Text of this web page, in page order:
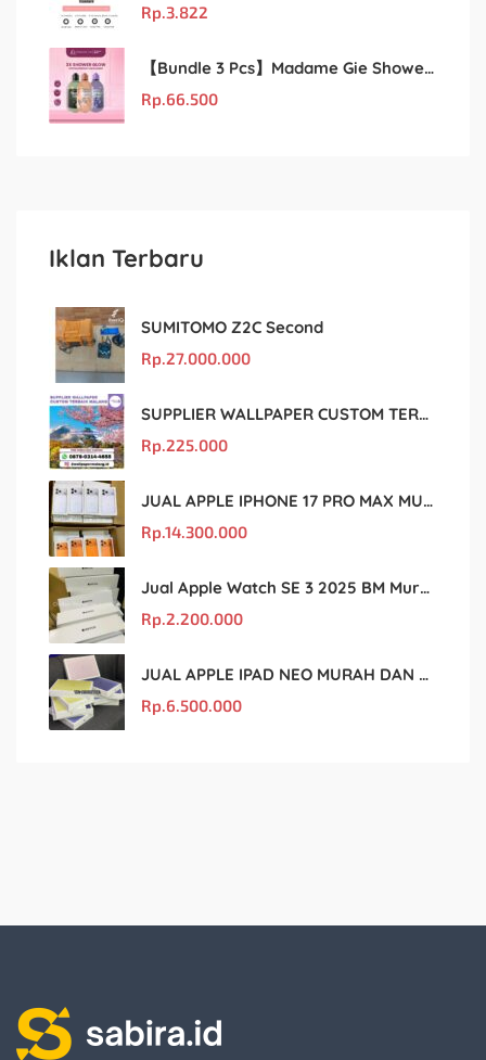
Rp.3.822
【Bundle 3 Pcs】Madame Gie Shower Glow – Solusi Perawatan Kulit dalam Satu Paket!
Rp.66.500
Iklan Terbaru
SUMITOMO Z2C Second
Rp.27.000.000
SUPPLIER WALLPAPER CUSTOM TERBAIK MALANG
Rp.225.000
JUAL APPLE IPHONE 17 PRO MAX MURAH DAN ORIGINAL
Rp.14.300.000
Jual Apple Watch SE 3 2025 BM Murah Dan original
Rp.2.200.000
JUAL APPLE IPAD NEO MURAH DAN ORIGINAL
Rp.6.500.000